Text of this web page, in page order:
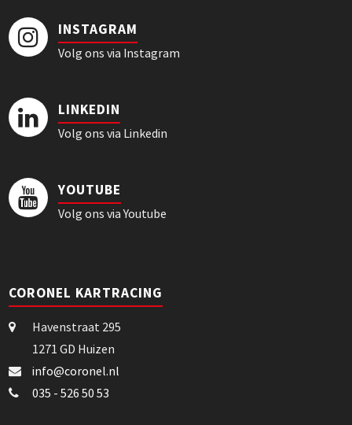
INSTAGRAM
Volg ons via Instagram
LINKEDIN
Volg ons via Linkedin
YOUTUBE
Volg ons via Youtube
CORONEL KARTRACING
Havenstraat 295
1271 GD Huizen
info@coronel.nl
035 - 526 50 53